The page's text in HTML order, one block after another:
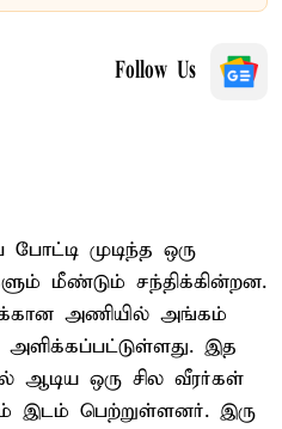
Follow Us
முடிந்த ஒரு
மீண்டும் சந்திக்கின்றன.
அணியில் அங்கம்
அளிக்கப்பட்டுள்ளது. இத
ஒரு சில வீரர்கள்
இடம் பெற்றுள்ளனர். இரு